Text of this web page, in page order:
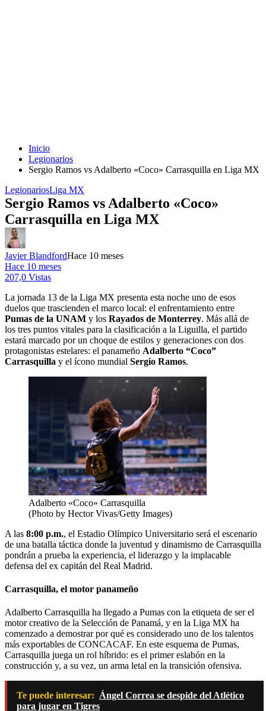
Inicio
Legionarios
Sergio Ramos vs Adalberto «Coco» Carrasquilla en Liga MX
LegionariosLiga MX
Sergio Ramos vs Adalberto «Coco»
Carrasquilla en Liga MX
Javier BlandfordHace 10 meses
Hace 10 meses
207,0 Vistas
La jornada 13 de la Liga MX presenta esta noche uno de esos
duelos que trascienden el marco local: el enfrentamiento entre
Pumas de la UNAM y los Rayados de Monterrey. Más allá de
los tres puntos vitales para la clasificación a la Liguilla, el partido
estará marcado por un choque de estilos y generaciones con dos
protagonistas estelares: el panameño Adalberto “Coco”
Carrasquilla y el ícono mundial Sergio Ramos.
Adalberto «Coco» Carrasquilla
(Photo by Hector Vivas/Getty Images)
A las 8:00 p.m., el Estadio Olímpico Universitario será el escenario
de una batalla táctica donde la juventud y dinamismo de Carrasquilla
pondrán a prueba la experiencia, el liderazgo y la implacable
defensa del ex capitán del Real Madrid.
Carrasquilla, el motor panameño
Adalberto Carrasquilla ha llegado a Pumas con la etiqueta de ser el
motor creativo de la Selección de Panamá, y en la Liga MX ha
comenzado a demostrar por qué es considerado uno de los talentos
más exportables de CONCACAF. En este esquema de Pumas,
Carrasquilla juega un rol híbrido: es el primer eslabón en la
construcción y, a su vez, un arma letal en la transición ofensiva.
Te puede interesar: Ángel Correa se despide del Atlético
para jugar en Tigres